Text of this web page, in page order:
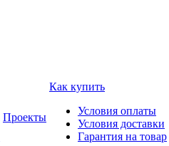
Проекты
Как купить
Условия оплаты
Условия доставки
Гарантия на товар